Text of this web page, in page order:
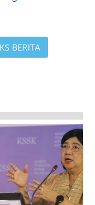
BERITA